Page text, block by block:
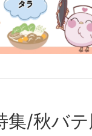
集/秋バ